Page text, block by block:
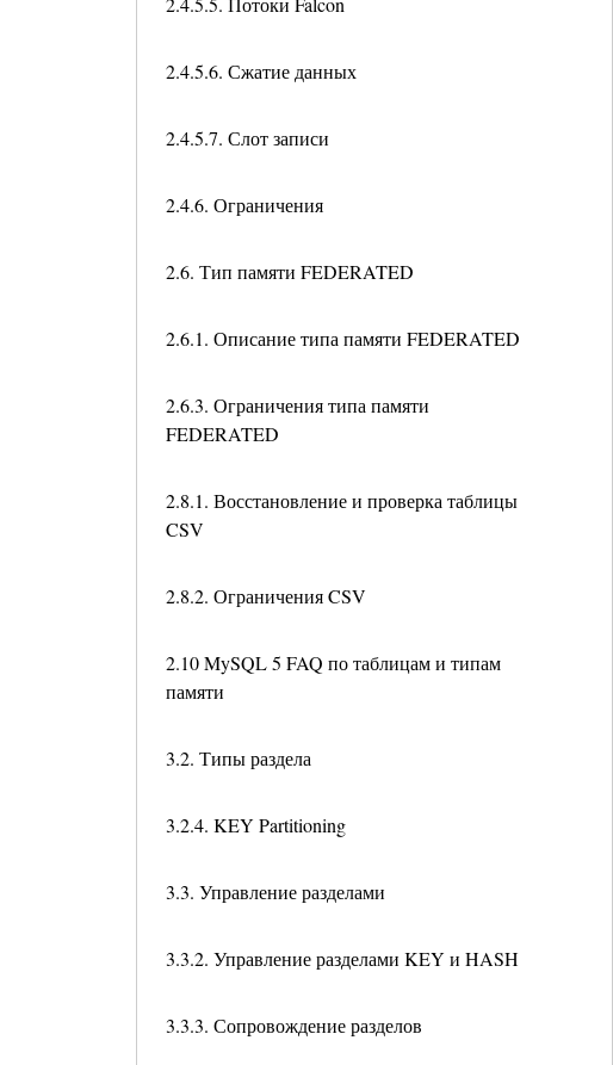
2.4.5.6. Сжатие данных
2.4.5.7. Слот записи
2.4.6. Ограничения
2.6. Тип памяти FEDERATED
2.6.1. Описание типа памяти FEDERATED
2.6.3. Ограничения типа памяти
FEDERATED
2.8.1. Восстановление и проверка таблицы
CSV
2.8.2. Ограничения CSV
2.10 MySQL 5 FAQ по таблицам и типам
памяти
3.2. Типы раздела
3.2.4. KEY Partitioning
3.3. Управление разделами
3.3.2. Управление разделами KEY и HASH
3.3.3. Сопровождение разделов